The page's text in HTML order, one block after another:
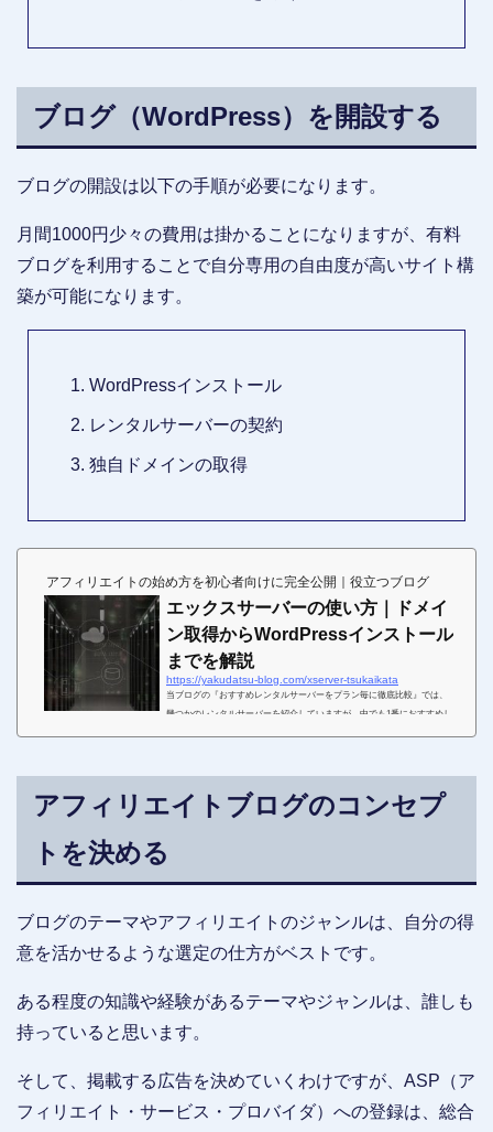
ブログ（WordPress）を開設する
ブログの開設は以下の手順が必要になります。
月間1000円少々の費用は掛かることになりますが、有料
ブログを利用することで自分専用の自由度が高いサイト構
築が可能になります。
WordPressインストール
レンタルサーバーの契約
独自ドメインの取得
アフィリエイトの始め方を初心者向けに完全公開｜役立つブログ
エックスサーバーの使い方｜ドメイ
ン取得からWordPressインストール
までを解説
https://yakudatsu-blog.com/xserver-tsukaikata
当ブログの『おすすめレンタルサーバーをプラン毎に徹底比較』では、
幾つかのレンタルサーバーを紹介していますが、中でも1番におすすめし
が、月額料金900円から利用できますので、コストパフォーマンスの面で
アフィリエイトブログのコンセプ
トを決める
ブログのテーマやアフィリエイトのジャンルは、自分の得
意を活かせるような選定の仕方がベストです。
ある程度の知識や経験があるテーマやジャンルは、誰しも
持っていると思います。
そして、掲載する広告を決めていくわけですが、ASP（ア
フィリエイト・サービス・プロバイダ）への登録は、総合